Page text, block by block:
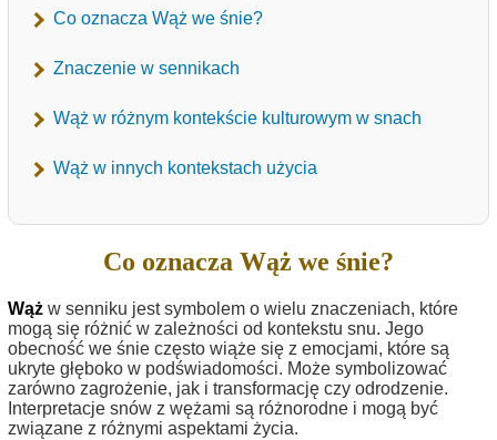
Co oznacza Wąż we śnie?
Znaczenie w sennikach
Wąż w różnym kontekście kulturowym w snach
Wąż w innych kontekstach użycia
Co oznacza Wąż we śnie?
Wąż w senniku jest symbolem o wielu znaczeniach, które
mogą się różnić w zależności od kontekstu snu. Jego
obecność we śnie często wiąże się z emocjami, które są
ukryte głęboko w podświadomości. Może symbolizować
zarówno zagrożenie, jak i transformację czy odrodzenie.
Interpretacje snów z wężami są różnorodne i mogą być
związane z różnymi aspektami życia.